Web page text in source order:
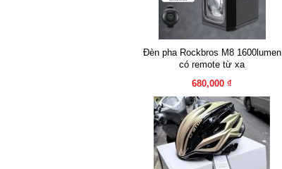
Đèn pha Rockbros M8 1600lumen
có remote từ xa
680,000 ₫